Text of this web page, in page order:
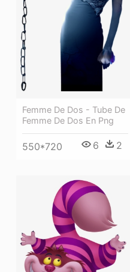
Femme De Dos - Tube De
Femme De Dos En Png
550*720 6 2